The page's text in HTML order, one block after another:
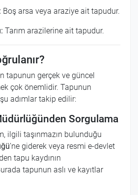
Boş arsa veya araziye ait tapudur.
Tarım arazilerine ait tapudur.
tapunun gerçek ve güncel
çok önemlidir. Tapunun
adımlar takip edilir:
Sorgulama
ilgili taşınmazın bulunduğu
’ne giderek veya resmi e-devlet
tapu kaydının
tapunun aslı ve kayıtlar